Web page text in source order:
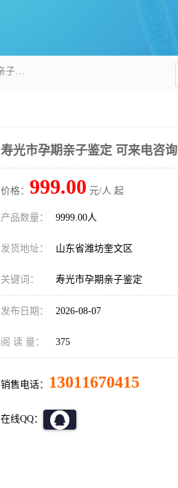
华信基因是一家专门提供亲子鉴定服务的机构，主要业务：济南亲子鉴定、临沂亲子鉴定、菏泽亲子鉴定、淄博亲子鉴定、青岛亲子鉴定、日照亲子鉴定、临朐亲子鉴定、寿光亲子鉴定等，联合广州、上海、北京、深圳、杭州、武汉、成都、合肥、贵阳、沈阳等地区有法医物证鉴定机构及基因检测公司，为国内外客户提供便捷的DNA鉴定服务。
寿光市孕期亲子鉴定 可来电咨询
价格： 999.00 元/人 起
产品数量： 9999.00人
发货地址： 山东省潍坊奎文区
关键词： 寿光市孕期亲子鉴定
发布日期： 2026-08-07
阅 读 量： 375
销售电话： 13011670415
在线QQ：